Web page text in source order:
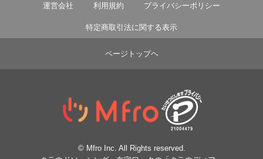
運営会社 利用規約 プライバシーポリシー
特定商取引法に関する表示
ページトップヘ
© Mfro Inc. All Rights reserved.